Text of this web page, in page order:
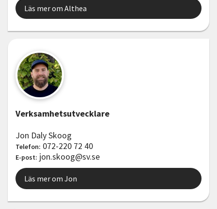
Läs mer om Althea
Verksamhetsutvecklare
Jon Daly Skoog
Telefon: 072-220 72 40
E-post: jon.skoog@sv.se
Läs mer om Jon